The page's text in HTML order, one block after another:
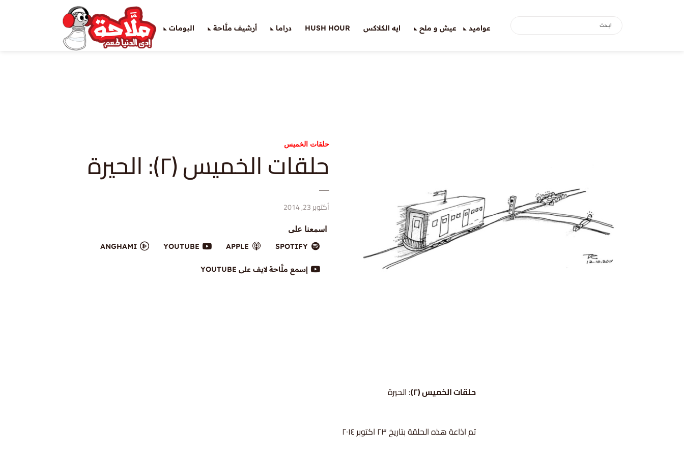
عواميد عيش و ملح ايه الكلاكس HUSH HOUR دراما أرشيف ملَّاحة البومات
حلقات الخميس
حلقات الخميس (٢): الحيرة
أكتوبر 23, 2014
اسمعنا على
SPOTIFY
APPLE
YOUTUBE
ANGHAMI
إسمع ملَّاحة لايف على YOUTUBE
حلقات الخميس (٢) : الحيرة
تم اذاعة هذه الحلقة بتاريخ ٢٣ اكتوبر ٢٠١٤